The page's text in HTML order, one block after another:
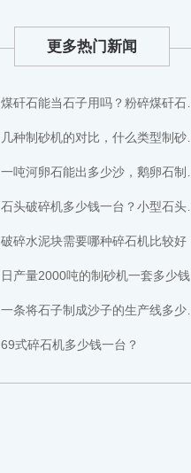
更多热门新闻
煤矸石能当石子用吗？粉碎煤矸石用什么设备？
几种制砂机的对比，什么类型制砂机好？
一吨河卵石能出多少沙，鹅卵石制成沙子成本高不高？
石头破碎机多少钱一台？小型石头粉碎机价格
破碎水泥块需要哪种碎石机比较好
日产量2000吨的制砂机一套多少钱
一条将石子制成沙子的生产线多少钱？
69式碎石机多少钱一台？